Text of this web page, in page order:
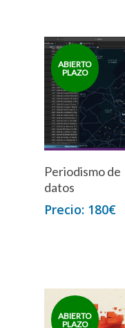
Periodismo de
datos
180€